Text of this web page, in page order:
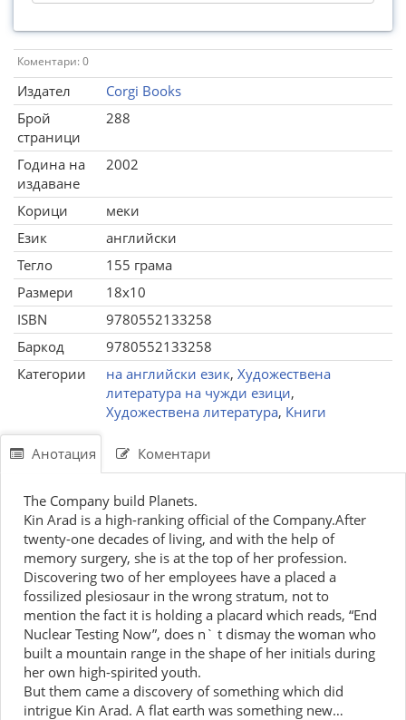
Коментари: 0
Издател
Corgi Books
Брой
страници
288
Година на
издаване
2002
Корици
меки
Език
английски
Тегло
155 грама
Размери
18x10
ISBN
9780552133258
Баркод
9780552133258
Категории
на английски език, Художествена
литература на чужди езици,
Художествена литература, Книги
Анотация Коментари
The Company build Planets.
Kin Arad is a high-ranking official of the Company.After
twenty-one decades of living, and with the help of
memory surgery, she is at the top of her profession.
Discovering two of her employees have a placed a
fossilized plesiosaur in the wrong stratum, not to
mention the fact it is holding a placard which reads, “End
Nuclear Testing Now”, does n` t dismay the woman who
built a mountain range in the shape of her initials during
her own high-spirited youth.
But them came a discovery of something which did
intrigue Kin Arad. A flat earth was something new…